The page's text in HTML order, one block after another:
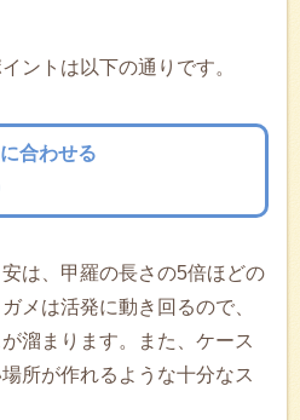
ントは以下の通りです。
合わせる
は、甲羅の長さの5倍ほどの
メは活発に動き回るので、
溜まります。また、ケース
所が作れるような十分なス